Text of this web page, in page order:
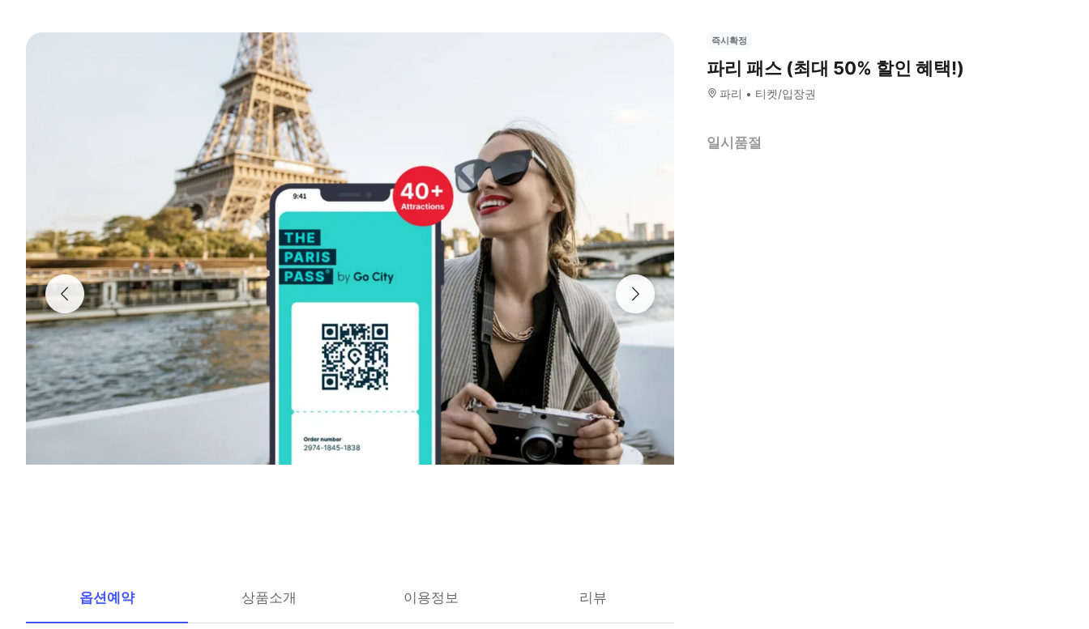
옵션예약 상품소개 이용정보 리뷰
즉시확정
파리 패스 (최대 50% 할인 혜택!)
파리 티켓/입장권
일시품절